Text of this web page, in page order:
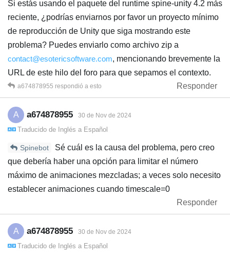
Si estás usando el paquete del runtime spine-unity 4.2 más
reciente, ¿podrías enviarnos por favor un proyecto mínimo
de reproducción de Unity que siga mostrando este
problema? Puedes enviarlo como archivo zip a
contact@esotericsoftware.com, mencionando brevemente la
URL de este hilo del foro para que sepamos el contexto.
Responder
a674878955 respondió a esto
A a674878955 30 de Nov de 2024
Traducido de Inglés a Español
Spinebot
Sé cuál es la causa del problema, pero creo
que debería haber una opción para limitar el número
máximo de animaciones mezcladas; a veces solo necesito
establecer animaciones cuando timescale=0
Responder
A a674878955 30 de Nov de 2024
Traducido de Inglés a Español